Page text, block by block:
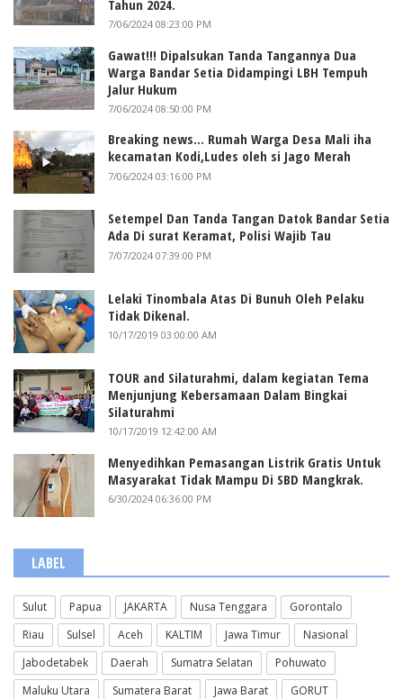
Tahun 2024.
7/06/2024 08:23:00 PM
Gawat!!! Dipalsukan Tanda Tangannya Dua
Warga Bandar Setia Didampingi LBH Tempuh
Jalur Hukum
7/06/2024 08:50:00 PM
Breaking news... Rumah Warga Desa Mali iha
kecamatan Kodi,Ludes oleh si Jago Merah
7/06/2024 03:16:00 PM
Setempel Dan Tanda Tangan Datok Bandar Setia
Ada Di surat Keramat, Polisi Wajib Tau
7/07/2024 07:39:00 PM
Lelaki Tinombala Atas Di Bunuh Oleh Pelaku
Tidak Dikenal.
10/17/2019 03:00:00 AM
TOUR and Silaturahmi, dalam kegiatan Tema
Menjunjung Kebersamaan Dalam Bingkai
Silaturahmi
10/17/2019 12:42:00 AM
Menyedihkan Pemasangan Listrik Gratis Untuk
Masyarakat Tidak Mampu Di SBD Mangkrak.
6/30/2024 06:36:00 PM
LABEL
Sulut Papua JAKARTA Nusa Tenggara
Gorontalo
Riau
Sulsel Aceh KALTIM Jawa Timur
Nasional
Jabodetabek
Daerah Sumatra Selatan
Pohuwato
Maluku Utara
Sumatera Barat Jawa Barat
GORUT